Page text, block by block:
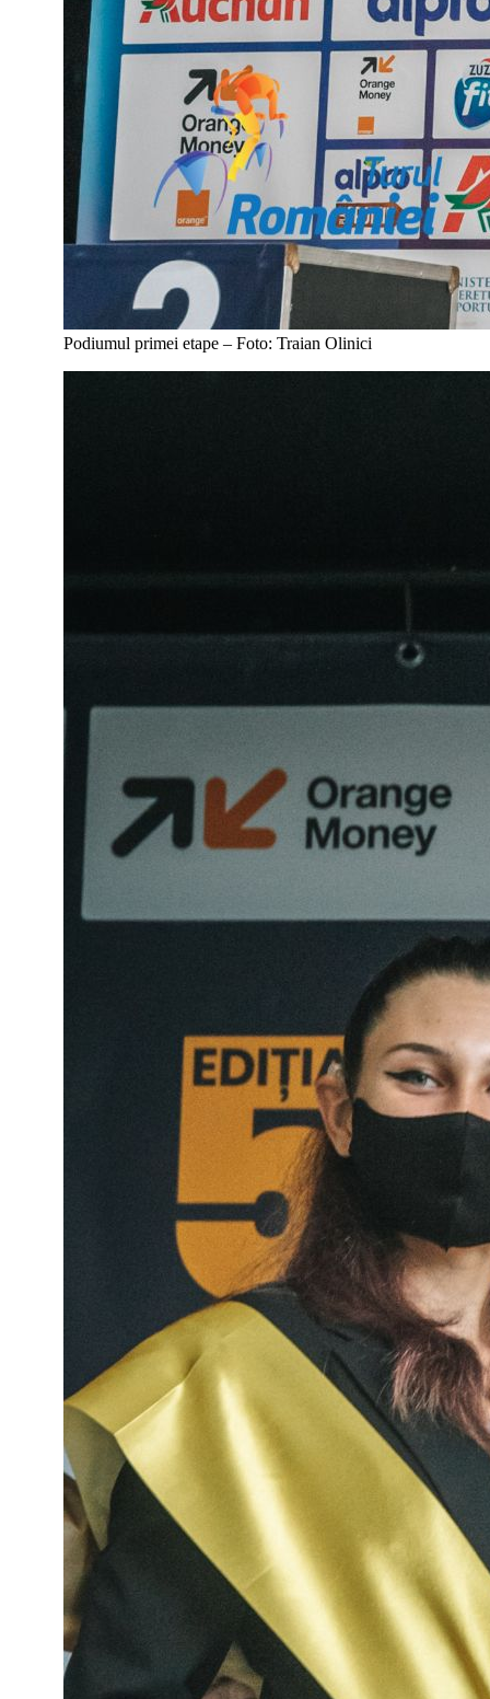
Podiumul primei etape – Foto: Traian Olinici